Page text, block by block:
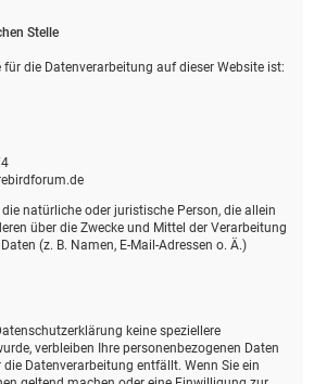
Stelle
für die Datenverarbeitung auf dieser Website ist:
natürliche oder juristische Person, die allein
über die Zwecke und Mittel der Verarbeitung
(z. B. Namen, E-Mail-Adressen o. Ä.)
keine speziellere
verbleiben Ihre personenbezogenen Daten
die Datenverarbeitung entfällt. Wenn Sie ein